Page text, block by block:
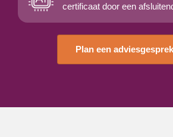
certificaat door een
Plan een adviesgesprek